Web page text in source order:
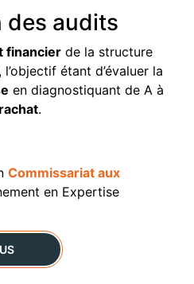
des audits
financier de la structure
étant d’évaluer la
en diagnostiquant de A à
rachat.
Commissariat aux
en Expertise